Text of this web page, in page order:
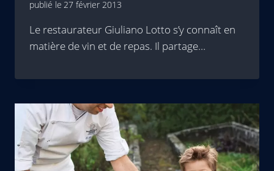
publié le 27 février 2013
Le restaurateur Giuliano Lotto s’y connaît en
matière de vin et de repas. Il partage…